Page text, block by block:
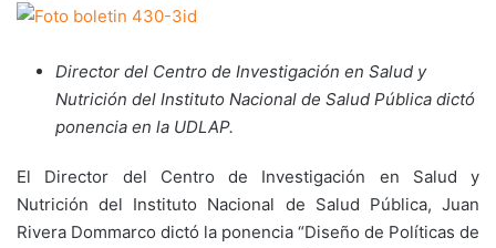
Director del Centro de Investigación en Salud y
Nutrición del Instituto Nacional de Salud Pública dictó
ponencia en la UDLAP.
El Director del Centro de Investigación en Salud y
Nutrición del Instituto Nacional de Salud Pública, Juan
Rivera Dommarco dictó la ponencia “Diseño de Políticas de